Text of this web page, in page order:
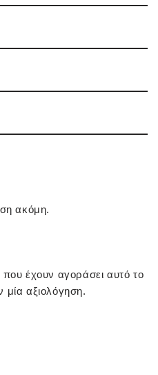
ακόμη.
έχουν αγοράσει αυτό το
αξιολόγηση.